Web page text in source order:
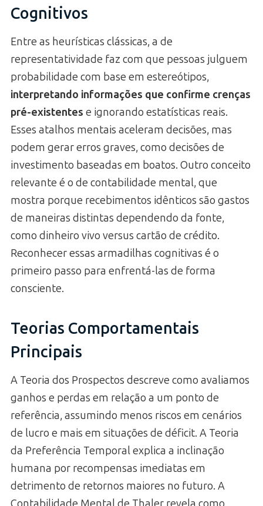
Cognitivos
Entre as heurísticas clássicas, a de
representatividade faz com que pessoas julguem
probabilidade com base em estereótipos,
interpretando informações que confirme crenças
pré-existentes e ignorando estatísticas reais.
Esses atalhos mentais aceleram decisões, mas
podem gerar erros graves, como decisões de
investimento baseadas em boatos. Outro conceito
relevante é o de contabilidade mental, que
mostra porque recebimentos idênticos são gastos
de maneiras distintas dependendo da fonte,
como dinheiro vivo versus cartão de crédito.
Reconhecer essas armadilhas cognitivas é o
primeiro passo para enfrentá-las de forma
consciente.
Teorias Comportamentais
Principais
A Teoria dos Prospectos descreve como avaliamos
ganhos e perdas em relação a um ponto de
referência, assumindo menos riscos em cenários
de lucro e mais em situações de déficit. A Teoria
da Preferência Temporal explica a inclinação
humana por recompensas imediatas em
detrimento de retornos maiores no futuro. A